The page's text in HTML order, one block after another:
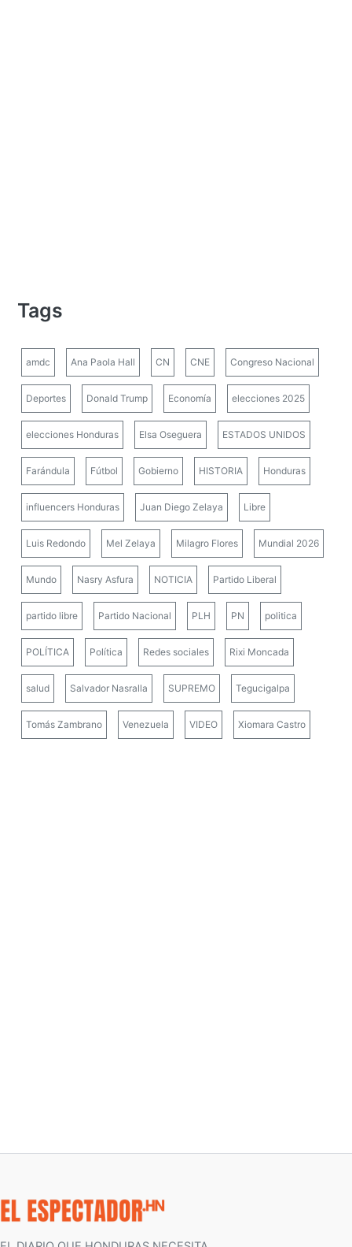
Tags
amdc Ana Paola Hall CN CNE Congreso Nacional
Deportes Donald Trump Economía elecciones 2025
elecciones Honduras Elsa Oseguera ESTADOS UNIDOS
Farándula Fútbol Gobierno HISTORIA Honduras
influencers Honduras Juan Diego Zelaya Libre
Luis Redondo Mel Zelaya Milagro Flores Mundial 2026
Mundo Nasry Asfura NOTICIA Partido Liberal
partido libre Partido Nacional PLH PN politica
POLÍTICA Política Redes sociales Rixi Moncada
salud Salvador Nasralla SUPREMO Tegucigalpa
Tomás Zambrano Venezuela VIDEO Xiomara Castro